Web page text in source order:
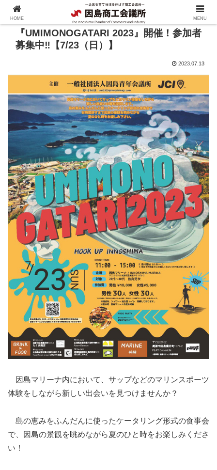
『UMIMONOGATARI 2023』開催！参加者
募集中‼【7/23（日）】
2023.07.13
因島マリーナ内において、サップなどのマリンスポーツ
体験をしながら新しい出会いを見つけませんか？
島の恵みをふんだんに使ったケータリング形式の食事会
で、因島の景観を眺めながら夏のひと時をお楽しみくださ
い！
HOME MENU